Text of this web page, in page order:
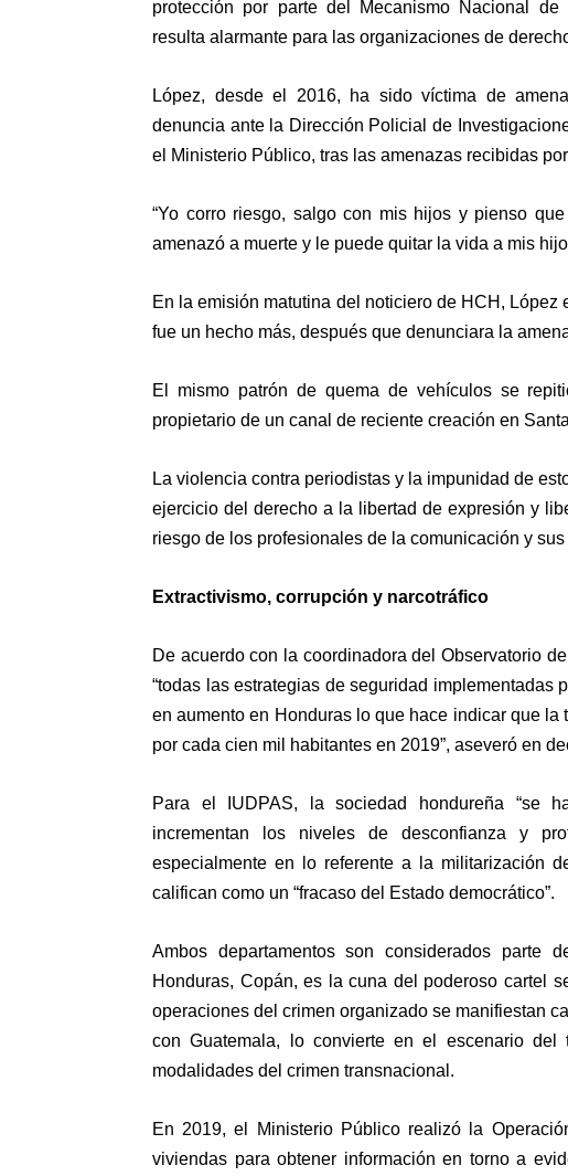
protección por parte del Mecanismo Nacional
resulta alarmante para las organizaciones de
López, desde el 2016, ha sido víctima de
denuncia ante la Dirección Policial de
el Ministerio Público, tras las amenazas recibidas
“Yo corro riesgo, salgo con mis hijos y pienso
amenazó a muerte y le puede quitar la vida a mis
En la emisión matutina del noticiero de HCH,
fue un hecho más, después que denunciara la
El mismo patrón de quema de vehículos se
propietario de un canal de reciente creación en
La violencia contra periodistas y la impunidad de
ejercicio del derecho a la libertad de expresión y
riesgo de los profesionales de la comunicación y
Extractivismo, corrupción y narcotráfico
De acuerdo con la coordinadora del Observatorio
“todas las estrategias de seguridad
en aumento en Honduras lo que hace indicar que
por cada cien mil habitantes en 2019”, aseveró en
Para el IUDPAS, la sociedad hondureña “se
incrementan los niveles de desconfianza y
especialmente en lo referente a la militarización
califican como un “fracaso del Estado democrático”.
Ambos departamentos son considerados parte
Honduras, Copán, es la cuna del poderoso cartel
operaciones del crimen organizado se manifiestan
con Guatemala, lo convierte en el escenario del
modalidades del crimen transnacional.
En 2019, el Ministerio Público realizó la
viviendas para obtener información en torno a